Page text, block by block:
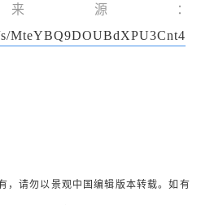
源：
MteYBQ9DOUBdXPU3Cnt4
，请勿以景观中国编辑版本转载。如有